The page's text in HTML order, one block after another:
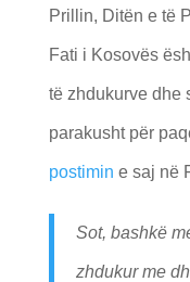
Prillin, Ditën e të
Fati i Kosovës
të zhdukurve dhe
parakusht për
postimin e saj në
Sot, bashkë
zhdukur me